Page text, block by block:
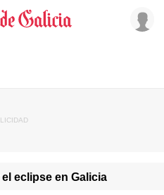
eclipse en Galicia